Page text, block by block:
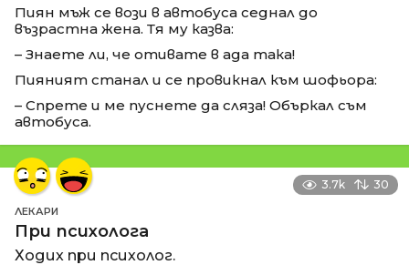
Пиян мъж се вози в автобуса седнал до
възрастна жена. Тя му казва:
– Знаете ли, че отивате в ада така!
Пияният станал и се провикнал към шофьора:
– Спрете и ме пуснете да сляза! Объркал съм
автобуса.
3.7k 30
ЛЕКАРИ
При психолога
Ходих при психолог.